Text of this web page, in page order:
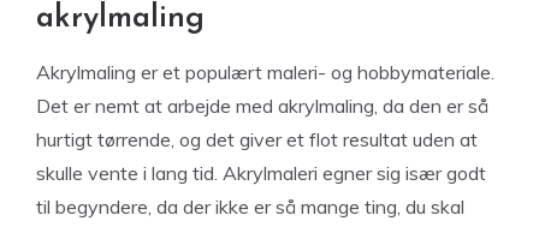
akrylmaling
Akrylmaling er et populært maleri- og hobbymateriale.
Det er nemt at arbejde med akrylmaling, da den er så
hurtigt tørrende, og det giver et flot resultat uden at
skulle vente i lang tid. Akrylmaleri egner sig især godt
til begyndere, da der ikke er så mange ting, du skal